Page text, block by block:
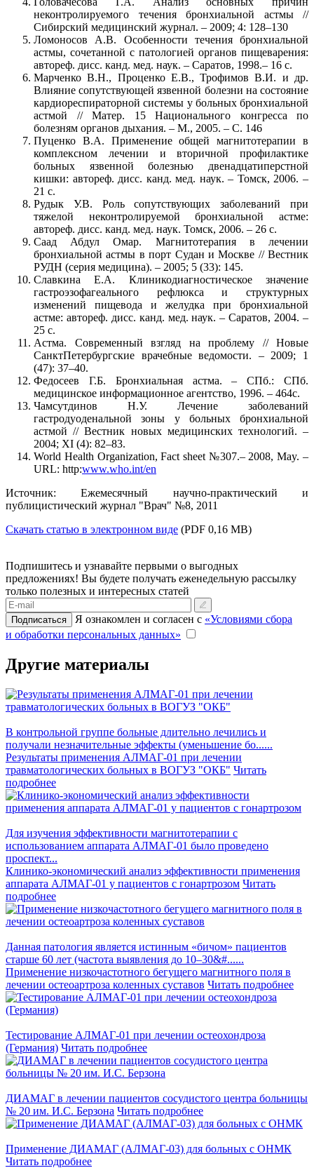
неконтролируемого течения бронхиальной астмы //
Сибирский медицинский журнал. – 2009; 4: 128–130
Ломоносов А.В. Особенности течения бронхиальной
астмы, сочетанной с патологией органов пищеварения:
автореф. дисс. канд. мед. наук. – Саратов, 1998.– 16 с.
Марченко В.Н., Проценко Е.В., Трофимов В.И. и др.
Влияние сопутствующей язвенной болезни на состояние
кардиореспираторной системы у больных бронхиальной
астмой // Матер. 15 Национального конгресса по
болезням органов дыхания. – М., 2005. – С. 146
Пуценко В.А. Применение общей магнитотерапии в
комплексном лечении и вторичной профилактике
больных язвенной болезнью двенадцатиперстной
кишки: автореф. дисс. канд. мед. наук. – Томск, 2006. –
21 с.
Рудык У.В. Роль сопутствующих заболеваний при
тяжелой неконтролируемой бронхиальной астме:
автореф. дисс. канд. мед. наук. Томск, 2006. – 26 с.
Саад Абдул Омар. Магнитотерапия в лечении
бронхиальной астмы в порт Судан и Москве // Вестник
РУДН (серия медицина). – 2005; 5 (33): 145.
Славкина Е.А. Клинико­диагностическое значение
гастроэзофагеального рефлюкса и структурных
изменений пищевода и желудка при бронхиальной
астме: автореф. дисс. канд. мед. наук. – Саратов, 2004. –
25 с.
Астма. Современный взгляд на проблему // Новые
Санкт­Петербургские врачебные ведомости. – 2009; 1
(47): 37–40.
Федосеев Г.Б. Бронхиальная астма. – СПб.: С­Пб.
медицинское информационное агентство, 1996. – 464с.
Чамсутдинов Н.У. Лечение заболеваний
гастродуоденальной зоны у больных бронхиальной
астмой // Вестник новых медицинских технологий. –
2004; XI (4): 82–83.
World Health Organization, Fact sheet №307.– 2008, May. –
URL: http:www.who.int/en
Источник: Ежемесячный научно-практический и
публицистический журнал "Врач" №8, 2011
Скачать статью в электронном виде (PDF 0,16 МВ)
Подпишитесь и узнавайте первыми о выгодных
предложениях! Вы будете получать еженедельную рассылку
только полезных и интересных статей
Подписаться Я ознакомлен и согласен с «Условиями сбора
и обработки персональных данных»
Другие материалы
В контрольной группе больные длительно лечились и
получали незначительные эффекты (уменьшение бо......
Результаты применения АЛМАГ-01 при лечении
травматологических больных в ВОГУЗ "ОКБ" Читать
подробнее
Для изучения эффективности магнитотерапии с
использованием аппарата АЛМАГ-01 было проведено
проспект...
Клинико-экономический анализ эффективности применения
аппарата АЛМАГ-01 у пациентов с гонартрозом Читать
подробнее
Данная патология является истинным «бичом» пациентов
старше 60 лет (частота выявления до 10–30&#......
Применение низкочастотного бегущего магнитного поля в
лечении остеоартроза коленных суставов Читать подробнее
Тестирование АЛМАГ-01 при лечении остеохондроза
(Германия) Читать подробнее
ДИАМАГ в лечении пациентов сосудистого центра больницы
№ 20 им. И.С. Берзона Читать подробнее
Применение ДИАМАГ (АЛМАГ-03) для больных с ОНМК
Читать подробнее